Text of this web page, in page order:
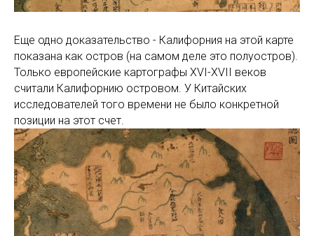
Еще одно доказательство - Калифорния на этой карте
показана как остров (на самом деле это полуостров).
Только европейские картографы XVI-XVII веков
считали Калифорнию островом. У Китайских
исследователей того времени не было конкретной
позиции на этот счет.